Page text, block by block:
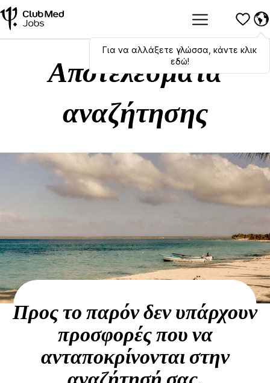
Hola,bonjour ,ciao! To switch
languages, click here!
Για να αλλάξετε γλώσσα, κάντε κλικ
εδώ!
Αποτελέσματα
αναζήτησης
Προς το παρόν δεν υπάρχουν
προσφορές που να
ανταποκρίνονται στην